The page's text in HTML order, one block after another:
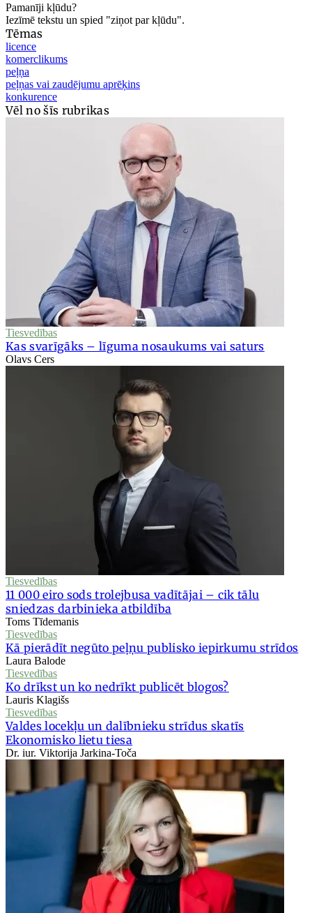
Pamanīji kļūdu?
Iezīmē tekstu un spied "ziņot par kļūdu".
Tēmas
licence
komerclikums
peļņa
peļņas vai zaudējumu aprēķins
konkurence
Vēl no šīs rubrikas
Tiesvedības
Kas svarīgāks – līguma nosaukums vai saturs
Olavs Cers
Tiesvedības
11 000 eiro sods trolejbusa vadītājai – cik tālu
sniedzas darbinieka atbildība
Toms Tīdemanis
Tiesvedības
Kā pierādīt negūto peļņu publisko iepirkumu strīdos
Laura Balode
Tiesvedības
Ko drīkst un ko nedrīkt publicēt blogos?
Lauris Klagišs
Tiesvedības
Valdes locekļu un dalībnieku strīdus skatīs
Ekonomisko lietu tiesa
Dr. iur. Viktorija Jarkina-Toča